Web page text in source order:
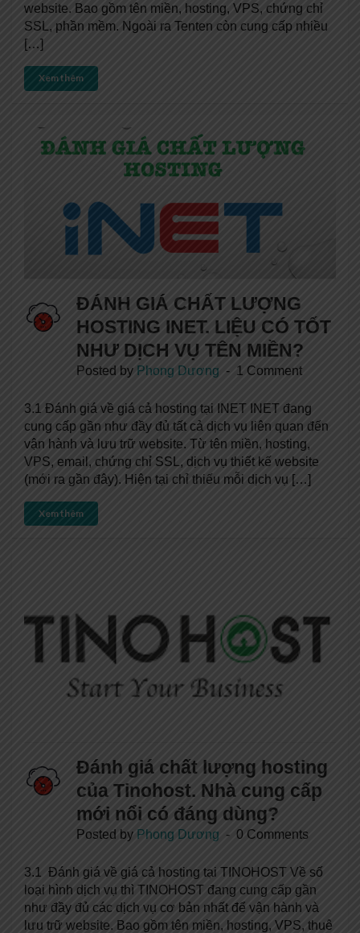
website. Bao gồm tên miền, hosting, VPS, chứng chỉ
SSL, phần mềm. Ngoài ra Tenten còn cung cấp nhiều
[…]
Xem thêm
ĐÁNH GIÁ CHẤT LƯỢNG
HOSTING INET. LIỆU CÓ TỐT
NHƯ DỊCH VỤ TÊN MIỀN?
Posted by Phong Dương 1 Comment
3.1 Đánh giá về giá cả hosting tại INET INET đang
cung cấp gần như đầy đủ tất cả dịch vụ liên quan đến
vận hành và lưu trữ website. Từ tên miền, hosting,
VPS, email, chứng chỉ SSL, dịch vụ thiết kế website
(mới ra gần đây). Hiện tại chỉ thiếu mỗi dịch vụ […]
Xem thêm
Đánh giá chất lượng hosting
của Tinohost. Nhà cung cấp
mới nổi có đáng dùng?
Posted by Phong Dương 0 Comments
3.1 Đánh giá về giá cả hosting tại TINOHOST Về số
loại hình dịch vụ thì TINOHOST đang cung cấp gần
như đầy đủ các dịch vụ cơ bản nhất để vận hành và
lưu trữ website. Bao gồm tên miền, hosting, VPS, thuê